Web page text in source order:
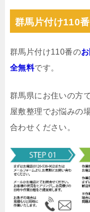
群馬片付け110
群馬片付け110番の
全無料です。
群馬県にお住いの方
屋敷整理でお悩みの
合わせください。